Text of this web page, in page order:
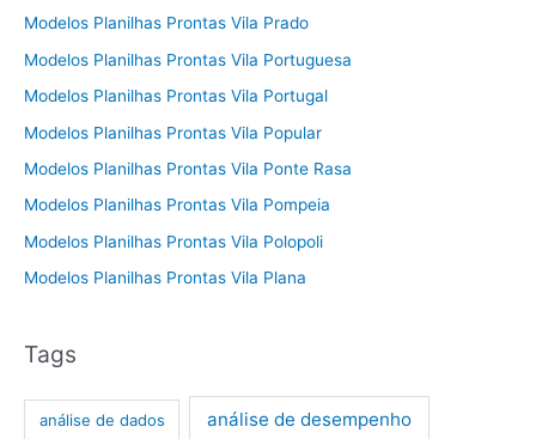
Modelos Planilhas Prontas Vila Prado
Modelos Planilhas Prontas Vila Portuguesa
Modelos Planilhas Prontas Vila Portugal
Modelos Planilhas Prontas Vila Popular
Modelos Planilhas Prontas Vila Ponte Rasa
Modelos Planilhas Prontas Vila Pompeia
Modelos Planilhas Prontas Vila Polopoli
Modelos Planilhas Prontas Vila Plana
Tags
análise de dados análise de desempenho